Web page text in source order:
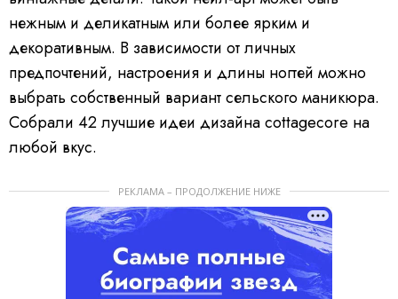
нежным и деликатным или более ярким и
декоративным. В зависимости от личных
предпочтений, настроения и длины ногтей можно
выбрать собственный вариант сельского маникюра.
Собрали 42 лучшие идеи дизайна cottagecore на
любой вкус.
РЕКЛАМА – ПРОДОЛЖЕНИЕ НИЖЕ